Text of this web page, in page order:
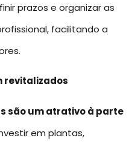
prazos e organizar as
facilitando a
revitalizados
são um atrativo à parte
em plantas,